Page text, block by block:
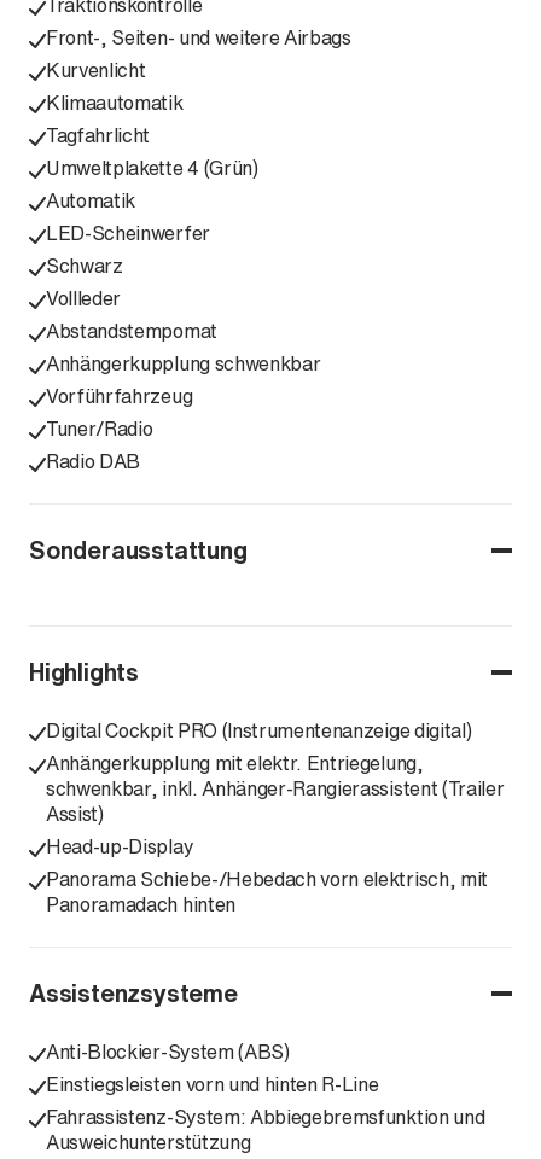
Front-, Seiten- und weitere Airbags
Kurvenlicht
Klimaautomatik
Tagfahrlicht
Umweltplakette 4 (Grün)
Automatik
LED-Scheinwerfer
Schwarz
Vollleder
Abstandstempomat
Anhängerkupplung schwenkbar
Vorführfahrzeug
Tuner/Radio
Radio DAB
Sonderausstattung
Highlights
Digital Cockpit PRO (Instrumentenanzeige digital)
Anhängerkupplung mit elektr. Entriegelung,
schwenkbar, inkl. Anhänger-Rangierassistent (Trailer
Assist)
Head-up-Display
Panorama Schiebe-/Hebedach vorn elektrisch, mit
Panoramadach hinten
Assistenzsysteme
Anti-Blockier-System (ABS)
Einstiegsleisten vorn und hinten R-Line
Fahrassistenz-System: Abbiegebremsfunktion und
Ausweichunterstützung